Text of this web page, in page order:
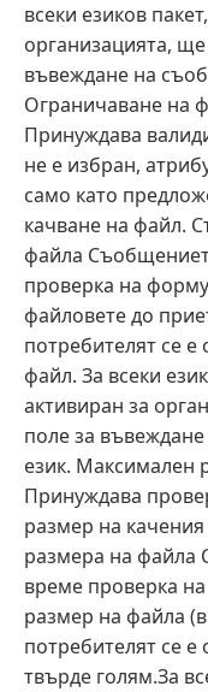
всеки езиков
организацията,
въвеждане на
Ограничаване на
Принуждава
не е избран,
само като
качване на файл.
файла
проверка на
файловете до
потребителят се е
файл. За всеки
активиран за
поле за
език. Максимален
Принуждава
размер на
размера на файла
време проверка
размер на файла
потребителят се
твърде голям.За